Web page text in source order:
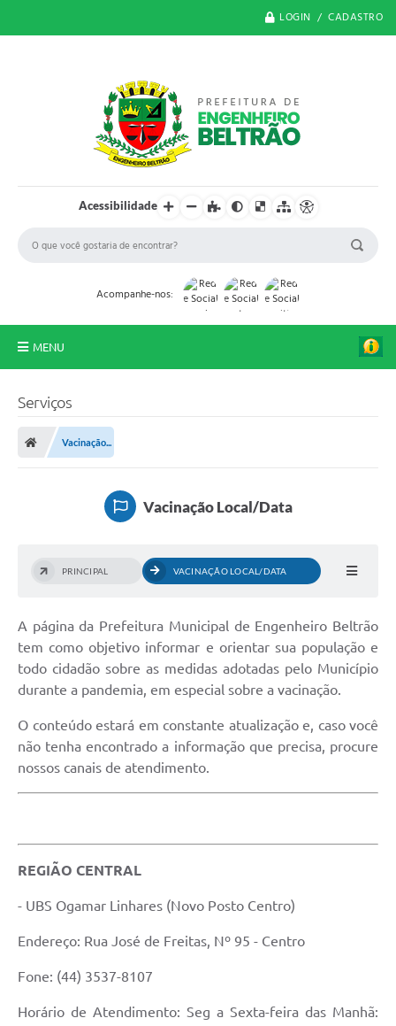
LOGIN / CADASTRO
Acessibilidade
Acompanhe-nos:
MENU
Legislação
Ouvidoria
Secretarias
A Prefeitura
Galeria de Fotos
Arquivos para Download
Contas Públicas
Links
Serviços Online
Telefones Úteis
Serviços
Vacinação...
Vacinação Local/Data
PRINCIPAL VACINAÇÃO LOCAL/DATA
A página da Prefeitura Municipal de Engenheiro Beltrão
tem como objetivo informar e orientar sua população e
todo cidadão sobre as medidas adotadas pelo Município
durante a pandemia, em especial sobre a vacinação.
O conteúdo estará em constante atualização e, caso você
não tenha encontrado a informação que precisa, procure
nossos canais de atendimento.
REGIÃO CENTRAL
- UBS Ogamar Linhares (Novo Posto Centro)
Endereço: Rua José de Freitas, Nº 95 - Centro
Fone: (44) 3537-8107
Horário de Atendimento: Seg a Sexta-feira das Manhã: